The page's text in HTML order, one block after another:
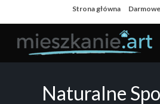
to
content
Strona główna
Naturalne